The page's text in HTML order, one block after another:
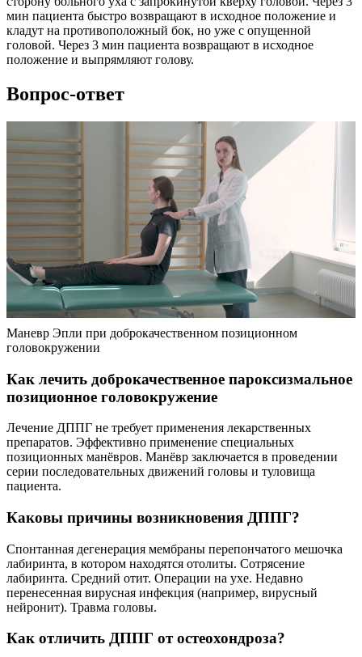
мин пациента быстро возвращают в исходное положение и
кладут на противоположный бок, но уже с опущенной
головой. Через 3 мин пациента возвращают в исходное
положение и выпрямляют голову.
Вопрос-ответ
Маневр Эпли при доброкачественном позиционном
головокружении
Как лечить доброкачественное пароксизмальное
позиционное головокружение
Лечение ДППГ не требует применения лекарственных
препаратов. Эффективно применение специальных
позиционных манёвров. Манёвр заключается в проведении
серии последовательных движений головы и туловища
пациента.
Каковы причины возникновения ДППГ?
Спонтанная дегенерация мембраны перепончатого мешочка
лабиринта, в котором находятся отолиты. Сотрясение
лабиринта. Средний отит. Операции на ухе. Недавно
перенесенная вирусная инфекция (например, вирусный
нейронит). Травма головы.
Как отличить ДППГ от остеохондроза?